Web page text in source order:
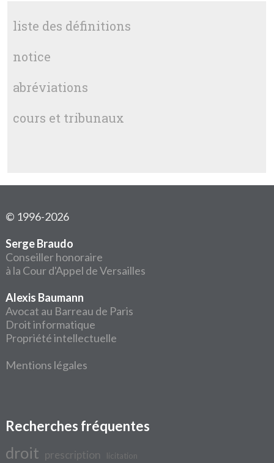
liste des définitions
notice
abréviations
cours et tribunaux
© 1996-2026
Serge Braudo
Conseiller honoraire
à la Cour d'Appel de Versailles
Alexis Baumann
Avocat au Barreau de Paris
Droit informatique
Propriété intellectuelle
Mentions légales
Recherches fréquentes
droit prescription licitation